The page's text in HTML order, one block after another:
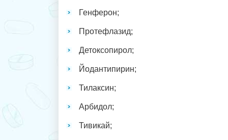
Генферон;
Протефлазид;
Детоксопирол;
Йодантипирин;
Тилаксин;
Арбидол;
Тивикай;